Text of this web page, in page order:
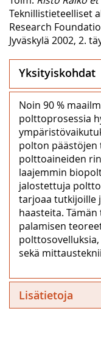
Teknillistieteelliset
Research
Jyväskylä 2002, 2.
Yksityiskohdat
Noin 90 %
polttoprosessia
polton päästöjen
polttoaineiden
laajemmin
jalostettuja
tarjoaa tutkijoille
haasteita.
palamisen
sekä
Lisätietoja